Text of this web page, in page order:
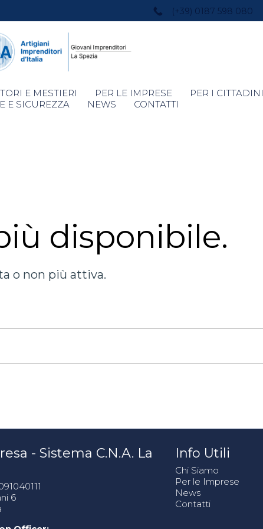
(+39) 0187 598 080
Skip
to
E MESTIERI PER LE IMPRESE
PER I CITTADINI
E SICUREZZA
NEWS CONTATTI
disponibile.
o non più attiva.
- Sistema C.N.A. La
6
Info Utili
Chi Siamo
Per le Imprese
News
Contatti